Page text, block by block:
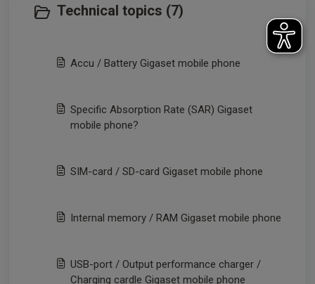
Technical topics (7)
Accu / Battery Gigaset mobile phone
Specific Absorption Rate (SAR) Gigaset
mobile phone?
SIM-card / SD-card Gigaset mobile phone
Internal memory / RAM Gigaset mobile phone
USB-port / Output performance charger /
Charging cardle Gigaset mobile phone